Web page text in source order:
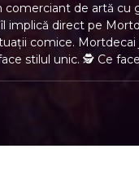
de artă cu
implică direct pe
comice.
stilul unic. 🕵️ Ce
socială. 🎬 O
trebuie să facă
și atinge scopul.